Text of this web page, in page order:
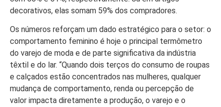
decorativos, elas somam 59% dos compradores.
Os números reforçam um dado estratégico para o setor: o
comportamento feminino é hoje o principal termômetro
do varejo de moda e de parte significativa da indústria
têxtil e do lar. “Quando dois terços do consumo de roupas
e calçados estão concentrados nas mulheres, qualquer
mudança de comportamento, renda ou percepção de
valor impacta diretamente a produção, o varejo e o